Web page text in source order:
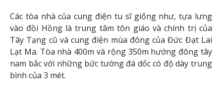
Các tòa nhà của cung điện tu sĩ giống như, tựa lưng
vào đồi Hồng là trung tâm tôn giáo và chính trị của
Tây Tạng cũ và cung điện mùa đông của Đức Đạt Lai
Lạt Ma. Tòa nhà 400m và rộng 350m hướng đông tây
nam bắc với những bức tường đá dốc có độ dày trung
bình của 3 mét.